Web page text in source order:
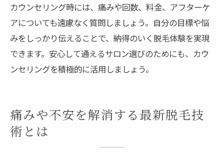
カウンセリング時には、痛みや回数、料金、アフターケ
アについても遠慮なく質問しましょう。自分の目標や悩
みをしっかり伝えることで、納得のいく脱毛体験を実現
できます。安心して通えるサロン選びのためにも、カウ
ンセリングを積極的に活用しましょう。
痛みや不安を解消する最新脱毛技
術とは